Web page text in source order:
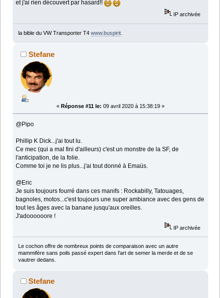
et j'ai rien découvert par hasard!!
IP archivée
la bible du VW Transporter T4 www.buspirit.
Stefane
« Réponse #11 le: 09 avril 2020 à 15:38:19 »
@Pipo
Phillip K Dick...j'ai tout lu.
Ce mec (qui a mal fini d'ailleurs) c'est un monstre de la SF, de
l'anticipation, de la folie.
Comme toi je ne lis plus...j'ai tout donné à Emaüs.
@Eric
Je suis toujours fourré dans ces manifs : Rockabilly, Tatouages,
bagnoles, motos...c'est toujours une super ambiance avec des gens de
tout les âges avec la banane jusqu'aux oreilles.
J'adoooooore !
IP archivée
Le cochon offre de nombreux points de comparaison avec un autre
mammifère sans poils passé expert dans l'art de semer la merde et de se
vautrer dedans.
Stefane